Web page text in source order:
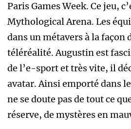
Paris Games Week. Ce jeu,
Mythological Arena. Les
dans un métavers à la façon
téléréalité. Augustin est
de l’e-sport et très vite, il
avatar. Ainsi emporté dans
ne se doute pas de tout ce
réserve, de mystères en